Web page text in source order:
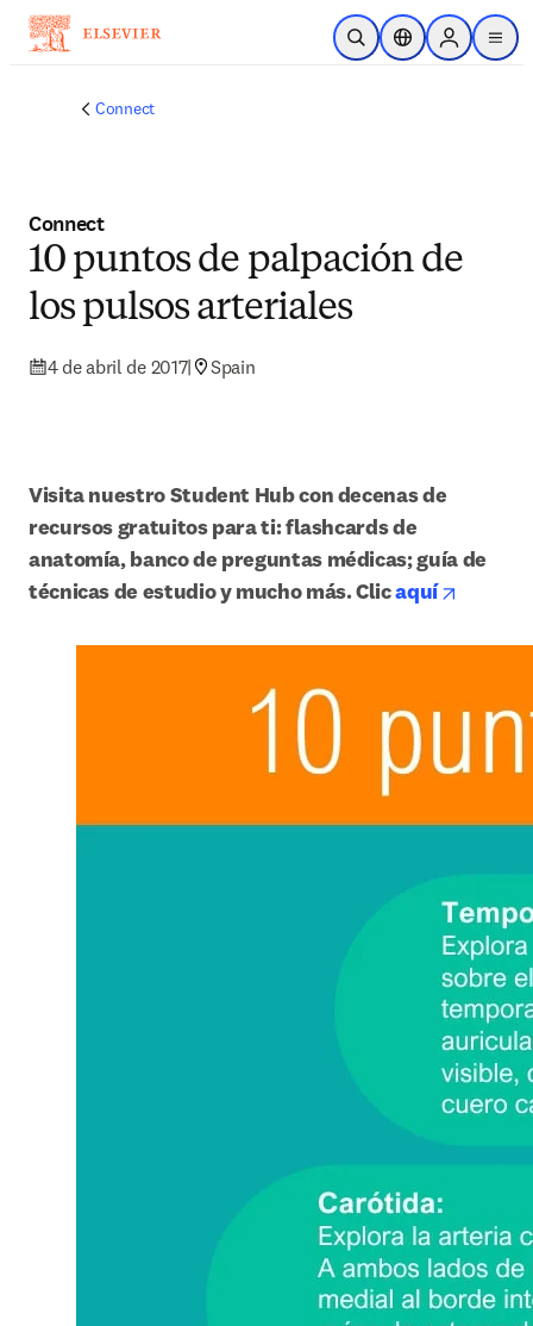
Saltar al contenido principal
Abrir búsqueda
Selector deSign in to
menu
Connect
Connect
10 puntos de palpación de
los pulsos arteriales
4 de abril de 2017| Spain
Visita nuestro Student Hub con decenas de
recursos gratuitos para ti: flashcards de
anatomía, banco de preguntas médicas; guía de
técnicas de estudio y mucho más. Clic aquí